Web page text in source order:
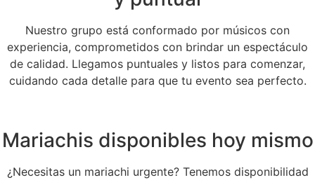
Nuestro grupo está conformado por músicos con
experiencia, comprometidos con brindar un espectáculo
de calidad. Llegamos puntuales y listos para comenzar,
cuidando cada detalle para que tu evento sea perfecto.
Mariachis disponibles hoy mismo
¿Necesitas un mariachi urgente? Tenemos disponibilidad